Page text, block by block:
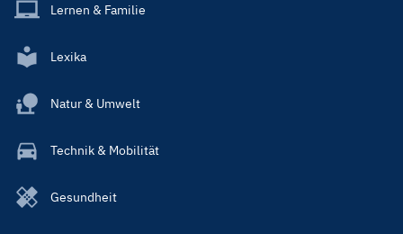
Lernen & Familie
Lexika
Natur & Umwelt
Technik & Mobilität
Gesundheit